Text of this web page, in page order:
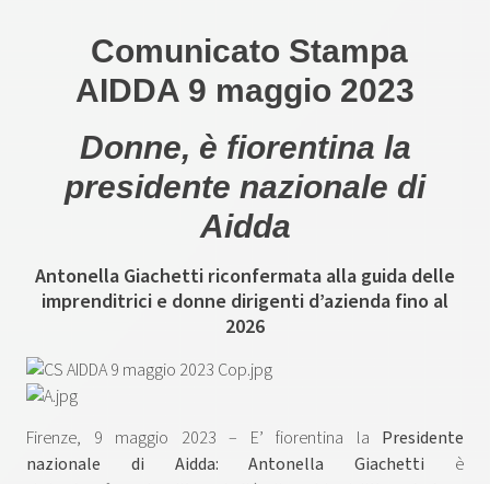
Comunicato Stampa
AIDDA 9 maggio 2023
Donne, è fiorentina la
presidente nazionale di
Aidda
Antonella Giachetti riconfermata alla guida delle
imprenditrici e donne dirigenti d’azienda fino al
2026
Firenze, 9 maggio 2023 – E’ fiorentina la Presidente
nazionale di Aidda: Antonella Giachetti è